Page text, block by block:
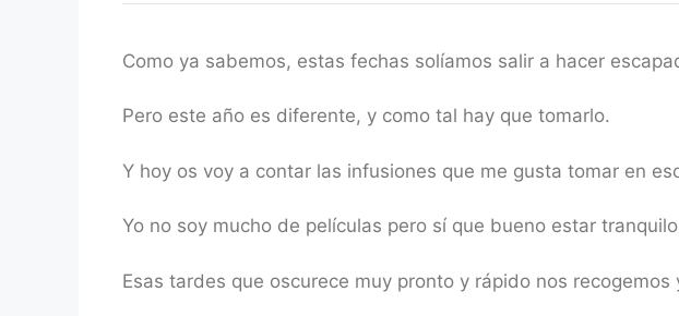
Como ya sabemos, estas fechas solíamos salir a hacer
Pero este año es diferente, y como tal hay que tomarlo.
Y hoy os voy a contar las infusiones que me gusta tomar en
Yo no soy mucho de películas pero sí que bueno estar
Esas tardes que oscurece muy pronto y rápido nos